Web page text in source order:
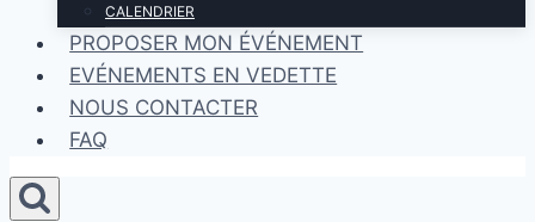
CALENDRIER
PROPOSER MON ÉVÉNEMENT
EVÉNEMENTS EN VEDETTE
NOUS CONTACTER
FAQ